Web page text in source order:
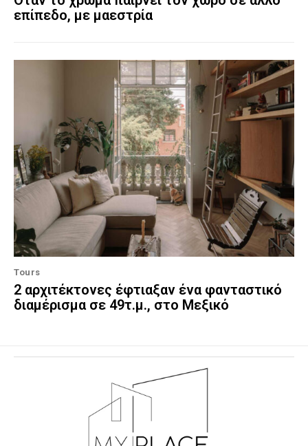
επίπεδο, με μαεστρία
Tours
2 αρχιτέκτονες έφτιαξαν ένα φανταστικό
διαμέρισμα σε 49τ.μ., στο Μεξικό